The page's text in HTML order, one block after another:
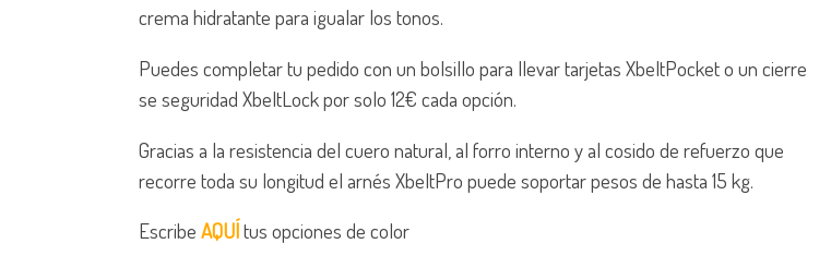
crema hidratante para igualar los tonos.
Puedes completar tu pedido con un bolsillo para llevar tarjetas XbeltPocket o un cierre
se seguridad XbeltLock por solo 12€ cada opción.
Gracias a la resistencia del cuero natural, al forro interno y al cosido de refuerzo que
recorre toda su longitud el arnés XbeltPro puede soportar pesos de hasta 15 kg.
EscribeAQUÍtus opciones de color